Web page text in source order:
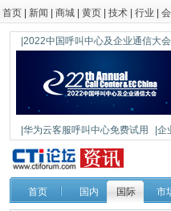
首页 新闻 商城 黄页 技术 行业
|2022中国呼叫中心及企业通信大会
|华为云客服呼叫中心免费试用 |
|鼎信通达新一代语音网关
首页 国内 国际 市